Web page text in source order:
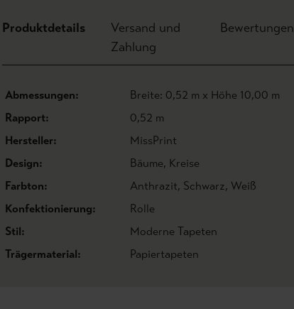
Produktdetails
Versand und
Zahlung
Bewertungen
Abmessungen:
Breite: 0,52 m x Höhe 10,00 m
Rapport:
0,52 m
Hersteller:
MissPrint
Design:
Bäume, Kreise
Farbton:
Anthrazit, Schwarz, Weiß
Konfektionierung:
Rolle
Stil:
Moderne Tapeten
Trägermaterial:
Papiertapeten